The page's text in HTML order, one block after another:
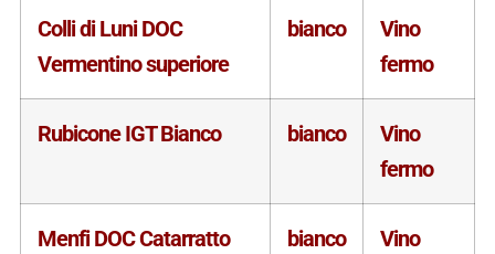
Colli di Luni DOC
Vermentino superiore
bianco
Vino
fermo
Rubicone IGT Bianco bianco
Vino
fermo
Menfi DOC Catarratto
bianco
Vino